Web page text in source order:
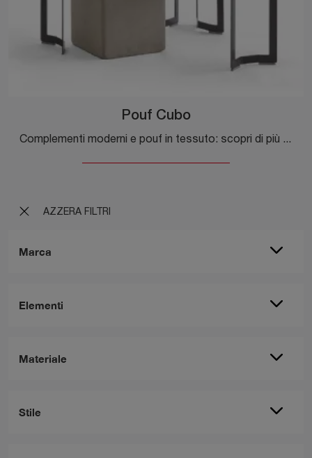
AZZERA FILTRI
Marca
Elementi
Materiale
Stile
Pouf Cubo
Complementi moderni e pouf in tessuto: scopri di più sul modello Pouf Cubo di Dema e potrai valorizzare i tuoi spazi.